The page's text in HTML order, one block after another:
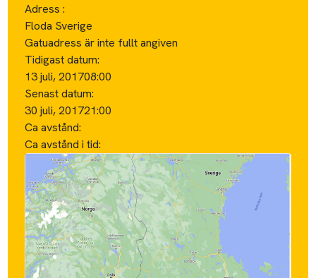
Adress :
Floda Sverige
Gatuadress är inte fullt angiven
Tidigast datum:
13 juli, 201708:00
Senast datum:
30 juli, 201721:00
Ca avstånd:
Ca avstånd i tid: